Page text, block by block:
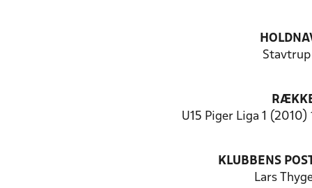
Stavtrup
U15 Piger Liga 1 (2010)
KLUBBENS
Lars